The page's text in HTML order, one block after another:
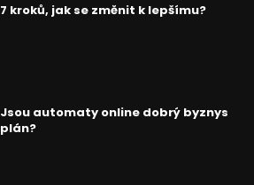
7 kroků, jak se změnit k lepšímu?
Jsou automaty online dobrý byznys
plán?